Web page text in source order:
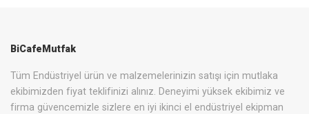
BiCafeMutfak
Tüm Endüstriyel ürün ve malzemelerinizin satışı için mutlaka
ekibimizden fiyat teklifinizi alınız. Deneyimi yüksek ekibimiz ve
firma güvencemizle sizlere en iyi ikinci el endüstriyel ekipman